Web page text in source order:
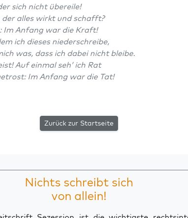
sich nicht übereile!
der alles wirkt und schafft?
Im Anfang war die Kraft!
ich die­ses niederschreibe,
was, dass ich dabei nicht bleibe.
Auf ein­mal seh’ ich Rat
Im Anfang war die Tat!
Zurück zur Startseite
Nichts schreibt sich
von allein!